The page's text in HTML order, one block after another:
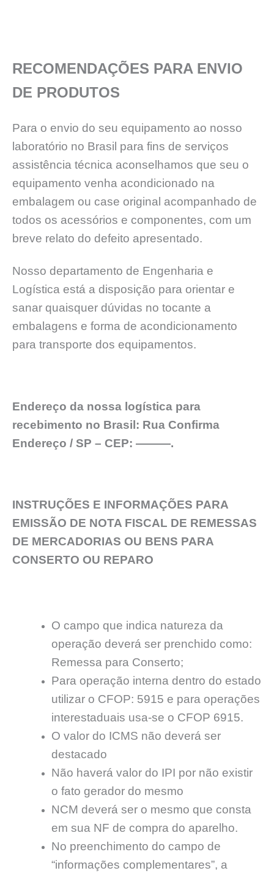
RECOMENDAÇÕES PARA ENVIO
DE PRODUTOS
Para o envio do seu equipamento ao nosso
laboratório no Brasil para fins de serviços
assistência técnica aconselhamos que seu o
equipamento venha acondicionado na
embalagem ou case original acompanhado de
todos os acessórios e componentes, com um
breve relato do defeito apresentado.
Nosso departamento de Engenharia e
Logística está a disposição para orientar e
sanar quaisquer dúvidas no tocante a
embalagens e forma de acondicionamento
para transporte dos equipamentos.
Endereço da nossa logística para
recebimento no Brasil: Rua Confirma
Endereço / SP – CEP: ———.
INSTRUÇÕES E INFORMAÇÕES PARA
EMISSÃO DE NOTA FISCAL DE REMESSAS
DE MERCADORIAS OU BENS PARA
CONSERTO OU REPARO
O campo que indica natureza da
operação deverá ser prenchido como:
Remessa para Conserto;
Para operação interna dentro do estado
utilizar o CFOP: 5915 e para operações
interestaduais usa-se o CFOP 6915.
O valor do ICMS não deverá ser
destacado
Não haverá valor do IPI por não existir
o fato gerador do mesmo
NCM deverá ser o mesmo que consta
em sua NF de compra do aparelho.
No preenchimento do campo de
“informações complementares”, a